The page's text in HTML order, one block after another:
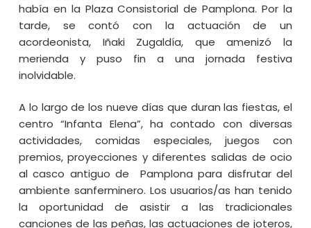
había en la Plaza Consistorial de Pamplona. Por la
tarde, se contó con la actuación de un
acordeonista, Iñaki Zugaldía, que amenizó la
merienda y puso fin a una jornada festiva
inolvidable.
A lo largo de los nueve días que duran las fiestas, el
centro “Infanta Elena”, ha contado con diversas
actividades, comidas especiales, juegos con
premios, proyecciones y diferentes salidas de ocio
al casco antiguo de Pamplona para disfrutar del
ambiente sanferminero. Los usuarios/as han tenido
la oportunidad de asistir a las tradicionales
canciones de las peñas, las actuaciones de joteros,